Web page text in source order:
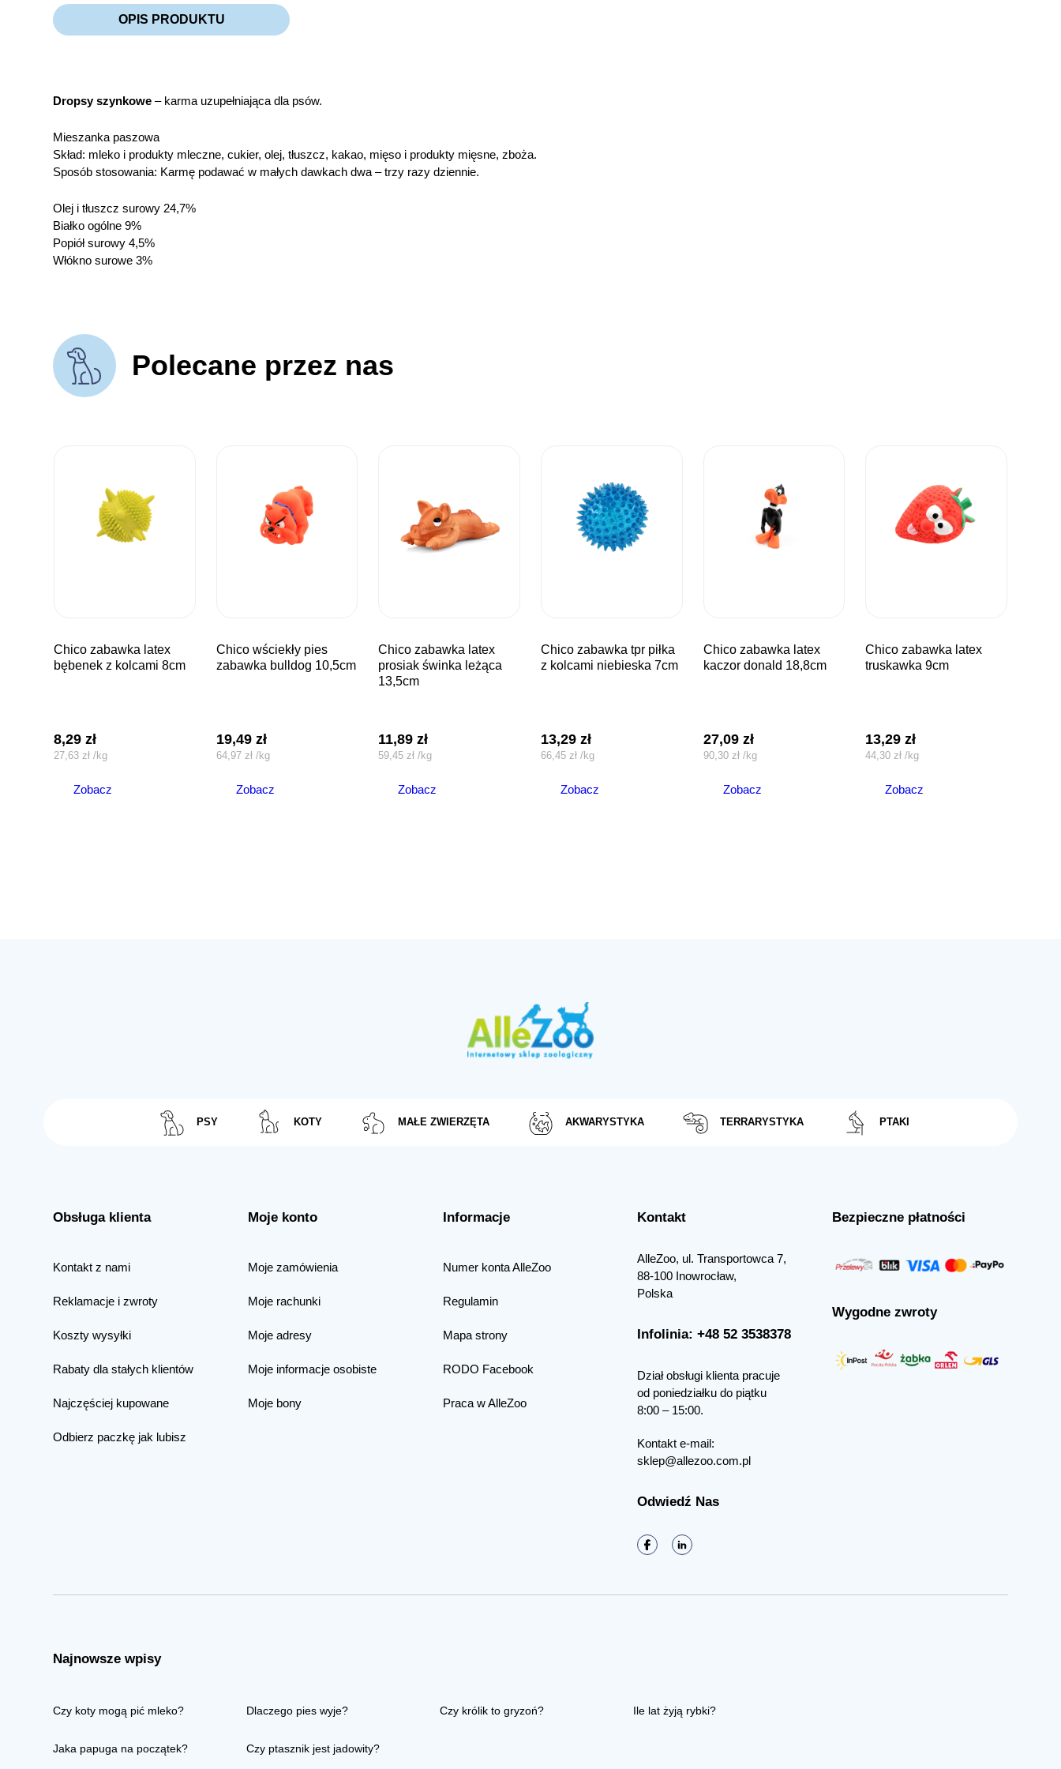
OPIS PRODUKTU
Dropsy szynkowe – karma uzupełniająca dla psów.
Mieszanka paszowa
Skład: mleko i produkty mleczne, cukier, olej, tłuszcz, kakao, mięso i produkty mięsne, zboża.
Sposób stosowania: Karmę podawać w małych dawkach dwa – trzy razy dziennie.
Olej i tłuszcz surowy 24,7%
Białko ogólne 9%
Popiół surowy 4,5%
Włókno surowe 3%
Polecane przez nas
chico zabawka latex
bębenek z kolcami 8cm
8,29zł
27,63zł /kg
Zobacz
chico wściekły pies
zabawka bulldog 10,5cm
19,49 zł
64,97 zł /kg
Zobacz
chico zabawka latex
prosiak świnka leżąca
13,5cm
11,89zł
59,45zł /kg
Zobacz
chico zabawka tpr piłka
z kolcami niebieska 7cm
13,29 zł
66,45 zł /kg
Zobacz
chico zabawka latex
kaczor donald 18,8cm
27,09 zł
90,30 zł /kg
Zobacz
chico zabawka latex
truskawka 9cm
13,29zł
44,30zł /kg
Zobacz
PSY KOTY MAŁE ZWIERZĘTA AKWARYSTYKA TERRARYSTYKA PTAKI
Obsługa klienta
Kontakt z nami
Reklamacje i zwroty
Koszty wysyłki
Rabaty dla stałych klientów
Najczęściej kupowane
Odbierz paczkę jak lubisz
Moje konto
Moje zamówienia
Moje rachunki
Moje adresy
Moje informacje osobiste
Moje bony
Informacje
Numer konta AlleZoo
Regulamin
Mapa strony
RODO Facebook
Praca w AlleZoo
Kontakt
AlleZoo, ul. Transportowca 7,
88-100 Inowrocław,
Polska
Infolinia: +48 52 3538378
Dział obsługi klienta pracuje
od poniedziałku do piątku
8:00 – 15:00.
Kontakt e-mail:
sklep@allezoo.com.pl
Odwiedź Nas
Bezpieczne płatności
Wygodne zwroty
Najnowsze wpisy
Czy koty mogą pić mleko? Dlaczego pies wyje? Czy królik to gryzoń? Ile lat żyją rybki?
Jaka papuga na początek? Czy ptasznik jest jadowity?